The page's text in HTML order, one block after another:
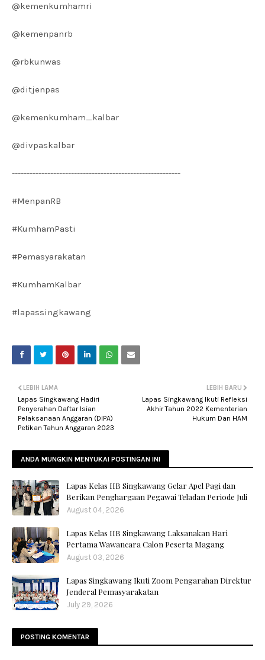
@kemenkumhamri
@kemenpanrb
@rbkunwas
@ditjenpas
@kemenkumham_kalbar
@divpaskalbar
---------------------------------------------------------
#MenpanRB
#KumhamPasti
#Pemasyarakatan
#KumhamKalbar
#lapassingkawang
LEBIH BARU
Lapas Singkawang Ikuti Refleksi
Akhir Tahun 2022 Kementerian
Hukum Dan HAM
LEBIH LAMA
Lapas Singkawang Hadiri
Penyerahan Daftar Isian
Pelaksanaan Anggaran (DIPA)
Petikan Tahun Anggaran 2023
ANDA MUNGKIN MENYUKAI POSTINGAN INI
Lapas Kelas IIB Singkawang Gelar Apel Pagi dan
Berikan Penghargaan Pegawai Teladan Periode Juli
August 04, 2026
Lapas Kelas IIB Singkawang Laksanakan Hari
Pertama Wawancara Calon Peserta Magang
August 03, 2026
Lapas Singkawang Ikuti Zoom Pengarahan Direktur
Jenderal Pemasyarakatan
July 29, 2026
POSTING KOMENTAR